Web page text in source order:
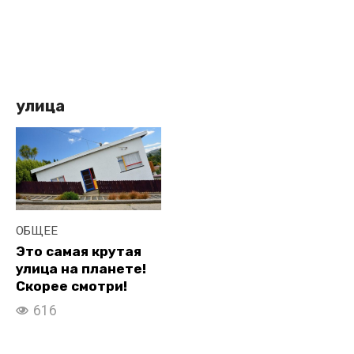
улица
ОБЩЕЕ
Это самая крутая
улица на планете!
Скорее смотри!
616